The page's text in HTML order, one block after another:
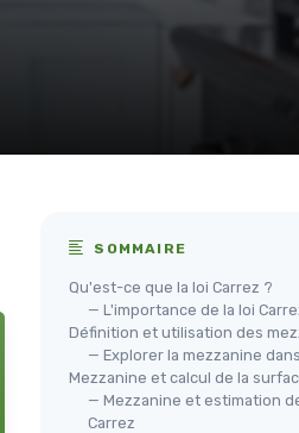
SOMMAIRE
Qu'est-ce que la loi Carrez ?
— L'importance de la loi
Définition et utilisation des
— Explorer la mezzanine
Mezzanine et calcul de la
— Mezzanine et estimation
Carrez